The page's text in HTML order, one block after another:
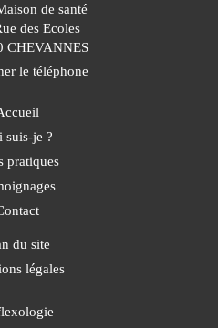
de santé
des Ecoles
CHEVANNES
le téléphone
suis-je ?
pratiques
du site
légales